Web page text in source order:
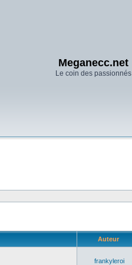
Meganecc.net
Le coin des passionnés
Auteur
frankyleroi